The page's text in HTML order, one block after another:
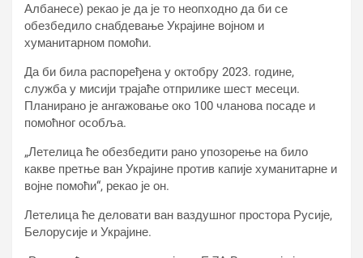
Албанесе) рекао је да је то неопходно да би се
обезбедило снабдевање Украјине војном и
хуманитарном помоћи.
Да би била распоређена у октобру 2023. године,
служба у мисији трајаће отприлике шест месеци.
Планирано је ангажовање око 100 чланова посаде и
помоћног особља.
„Летелица ће обезбедити рано упозорење на било
какве претње ван Украјине против капије хуманитарне и
војне помоћи“, рекао је он.
Летелица ће деловати ван ваздушног простора Русије,
Белорусије и Украјине.